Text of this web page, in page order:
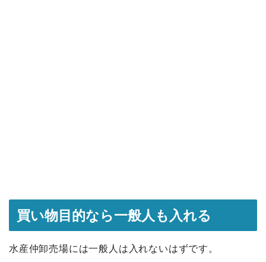
買い物目的なら一般人も入れる
水産仲卸売場には一般人は入れないはずです。